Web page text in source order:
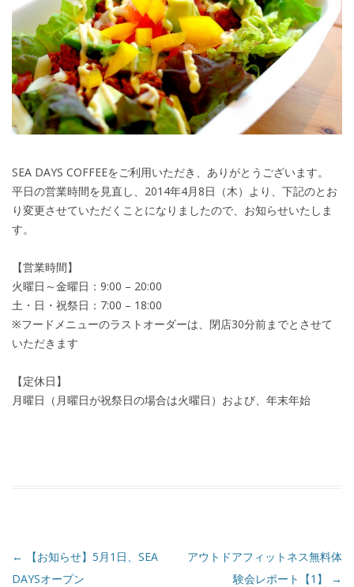
SEA DAYS COFFEEをご利用いただき、ありがとうございます。
平日の営業時間を見直し、2014年4月8日（木）より、下記のとお
り変更させていただくことになりましたので、お知らせいたしま
す。
【営業時間】
火曜日～金曜日：9:00 – 20:00
土・日・祝祭日：7:00 – 18:00
※フードメニューのラストオーダーは、閉店30分前までとさせて
いただきます
【定休日】
月曜日（月曜日が祝祭日の場合は火曜日）および、年末年始
←
【お知らせ】5月1日、SEA
DAYSオープン
アウトドアフィットネス無料体
験会レポート【1】
→